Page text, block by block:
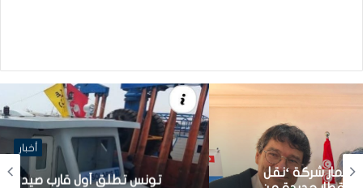
أخبار
تونس تطلق أول قارب صيد كهربائي يعمل بالطاقة